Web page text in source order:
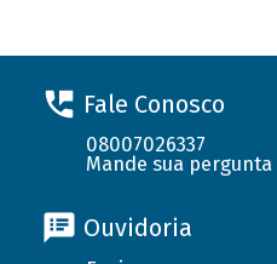
Fale Conosco
08007026337
Mande sua pergunta
Ouvidoria